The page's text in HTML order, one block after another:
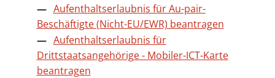
Aufenthaltserlaubnis für Au-pair-
Beschäftigte (Nicht-EU/EWR) beantragen
Aufenthaltserlaubnis für
Drittstaatsangehörige - Mobiler-ICT-Karte
beantragen